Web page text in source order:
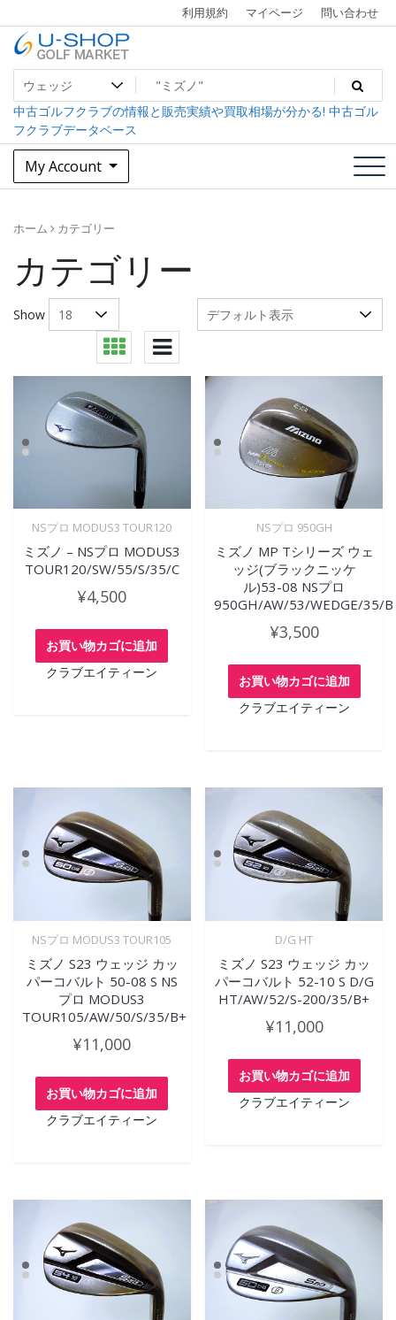
to
content
利用規約 マイページ 問い合わせ
U-SHOP Golf Market dev
中古ゴルフクラブ最大級！U-SHOPゴルフマーケット
中古ゴルフクラブの情報と販売実績や買取相場が分かる! 中古ゴル
フクラブデータベース
My Account
ホーム カテゴリー
カテゴリー
Show
NSプロ MODUS3 TOUR120
ミズノ – NSプロ MODUS3
TOUR120/SW/55/S/35/C
¥4,500
お買い物カゴに追加
クラブエイティーン
NSプロ 950GH
ミズノ MP Tシリーズ ウェ
ッジ(ブラックニッケ
ル)53-08 NSプロ
950GH/AW/53/WEDGE/35/B
¥3,500
お買い物カゴに追加
クラブエイティーン
NSプロ MODUS3 TOUR105
ミズノ S23 ウェッジ カッ
パーコバルト 50-08 S NS
プロ MODUS3
TOUR105/AW/50/S/35/B+
¥11,000
お買い物カゴに追加
クラブエイティーン
D/G HT
ミズノ S23 ウェッジ カッ
パーコバルト 52-10 S D/G
HT/AW/52/S-200/35/B+
¥11,000
お買い物カゴに追加
クラブエイティーン